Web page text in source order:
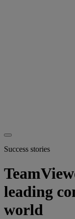
Success stories
leading
world